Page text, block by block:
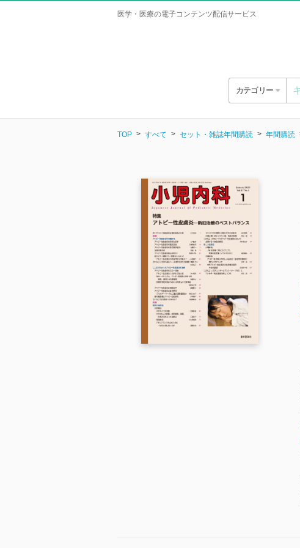
医学・医療の電子コンテンツ配信サービス
カテゴリー
TOP すべて セット・雑誌年間購読 年間購読